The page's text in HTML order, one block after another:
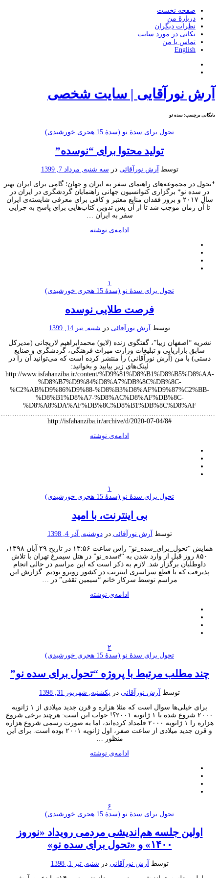
صفحه نخست
دربارۀ من
نظرات دیگران
نکاتی در مورد سایت
تماس با من
English
نورآقایی | سایت شخصی
برچسب: سده نو
تحول برای سدۀ نو (سدۀ 15 هجری خورشیدی)
تولید محتوا برای “نوسده”
توسطآرش نورآقائی درسه شنبه, مرداد 7, 1399
در مجموعه‌های راهنمای سفر به ایران و جهان؛ گامی برای ایران بهتر
نو* برگزاری کنوانسیون جهانی راهنمایان گردشگری در ایران در
سال ۲۰۱۷ و بروز فقدان منابع معتبر و کافی برای معرفی شایسته‌ی ایران
زمان موجب شد تا از آن پس تدوین کتاب‌هایی برای پاسخ به چرایی
سفر به ایران …
ادامه‌ی نوشته
تحول برای سدۀ نو (سدۀ 15 هجری خورشیدی)
فرصت طلایی نوسده
توسطآرش نورآقائی درشنبه, تیر 14, 1399
“اصفهان زیبا”، گفتگوی زنده (لایو) محمدابراهیم لاریجانی (مدیرکل
بازاریابی و تبلیغات وزارت میراث فرهنگی، گردشگری و صنایع
با من (آرش نورآقائی) را منتشر کرده است که می‌توانید آن را در
لینک‌های زیر بیابید و بخوانید:
http://www.isfahanziba.ir/content/
%D8%B7%D9%84%D8%A7%DB%8C%DB%8C-
%C2%AB%D9%86%D9%88-
%D8%B1%D8%A7-%D8%AC%D8%AF%DB%8C-
%D8%A8%DA%AF%DB%8C%D8%B1%DB%8C%D8%AF
http://isfahanziba.ir/archive/d/2020-07-04/8#
ادامه‌ی نوشته
تحول برای سدۀ نو (سدۀ 15 هجری خورشیدی)
بی اینترنت، با امید
توسطآرش نورآقائی دردوشنبه, آذر 4, 1398
۸۵۰ روز قبل از وارد شدن به “#سده_نو” در هتل سیمرغ تهران با تلاش
برگزار شد. لازم به ذکر است که این مراسم در حالی انجام
که با قطع سراسری اینترنت در کشور روبرو بودیم. گزارش این
مراسم توسط سرکار خانم “سیمین ثقفی” در …
ادامه‌ی نوشته
تحول برای سدۀ نو (سدۀ 15 هجری خورشیدی)
مطلب مرتبط با پروژه “تحول برای سده نو”
توسطآرش نورآقائی دریکشنبه, شهریور 31, 1398
برای خیلی‌ها سوال است که مثلا هزاره و قرن جدید میلادی از ۱ ژانویه
۲۰۰۰ شروع شده یا ۱ ژانویه ۲۰۰۱؟! جواب این است: هرچند برخی شروع
هزاره را ۱ ژانویه ۲۰۰۰ قلمداد کرده‌اند، اما به صورت رسمی شروع هزاره
و قرن جدید میلادی از ساعت صفر، اول ژانویه ۲۰۰۱ بوده است. برای این
منظور …
ادامه‌ی نوشته
تحول برای سدۀ نو (سدۀ 15 هجری خورشیدی)
جلسه هم‌اندیشی مردمی رویداد «نوروز
۱۴۰۰» و «تحول برای سده نو»
توسطآرش نورآقائی درشنبه, تیر 1, 1398